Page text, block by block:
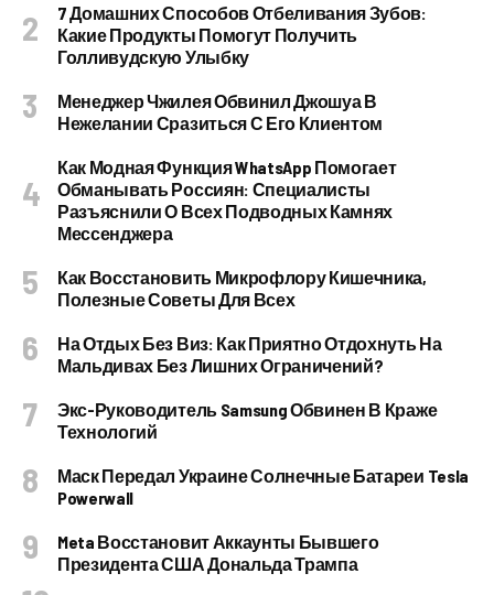
7 Домашних Способов Отбеливания Зубов:
Какие Продукты Помогут Получить
Голливудскую Улыбку
Менеджер Чжилея Обвинил Джошуа В
Нежелании Сразиться С Его Клиентом
Как Модная Функция WhatsApp Помогает
Обманывать Россиян: Специалисты
Разъяснили О Всех Подводных Камнях
Мессенджера
Как Восстановить Микрофлору Кишечника,
Полезные Советы Для Всех
На Отдых Без Виз: Как Приятно Отдохнуть На
Мальдивах Без Лишних Ограничений?
Экс-Руководитель Samsung Обвинен В Краже
Технологий
Маск Передал Украине Солнечные Батареи Tesla
Powerwall
Meta Восстановит Аккаунты Бывшего
Президента США Дональда Трампа